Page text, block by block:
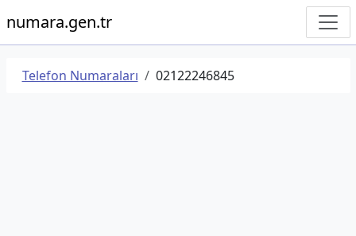
numara.gen.tr
Telefon Numaraları 02122246845